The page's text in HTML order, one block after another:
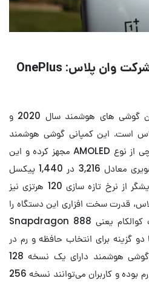
بهترین گوشی پرچمدار شرکت وان پلاس: OnePlus
دستگاه بعدی در لیست بهترین گوشی های هوشمند سال 2020 و
پلاس است. این کمپانی گوشی هوشمند
خود را به یک نمایشگر 6.7 اینچی از نوع AMOLED مجهز کرده و این
صفحه نمایش دارای وضوح تصویری معادل 3,216 در 1,440 پیکسل
است، ناگفته نماند که این نمایشگر از نرخ تازه سازی 120 هرتزی نیز
قدرت سخت افزاری این دستگاه را
توسط تراشه تولید شده شرکت کوالکام یعنی Snapdragon 888
گزینه برای انتخاب حافظه و رم در
دسترس کاربران قرار داد. این گوشی هوشمند دارای یک نسخه 128
گیگابایتی به همراه 8 گیگابایت رم بوده و کاربران می‌توانند نسخه 256